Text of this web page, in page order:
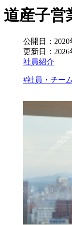
道産子営
公開日： 2020
更新日： 2026
社員紹介
#社員・チー